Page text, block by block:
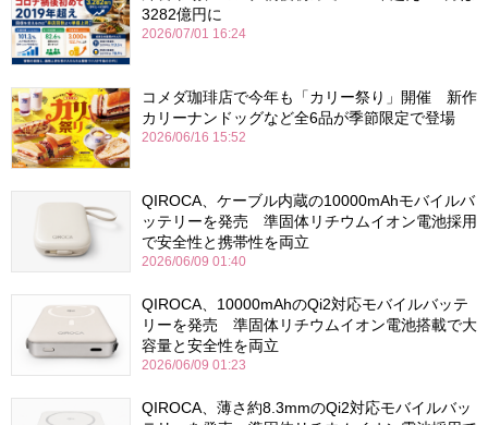
3282億円に
2026/07/01 16:24
コメダ珈琲店で今年も「カリー祭り」開催 新作
カリーナンドッグなど全6品が季節限定で登場
2026/06/16 15:52
QIROCA、ケーブル内蔵の10000mAhモバイルバ
ッテリーを発売 準固体リチウムイオン電池採用
で安全性と携帯性を両立
2026/06/09 01:40
QIROCA、10000mAhのQi2対応モバイルバッテ
リーを発売 準固体リチウムイオン電池搭載で大
容量と安全性を両立
2026/06/09 01:23
QIROCA、薄さ約8.3mmのQi2対応モバイルバッ